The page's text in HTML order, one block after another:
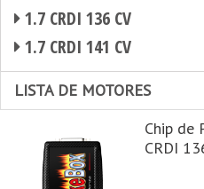
1.7 CRDI 136 CV
1.7 CRDI 141 CV
LISTA DE MOTORES
Chip de
CRDI